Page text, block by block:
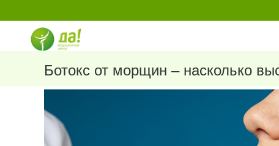
к
содержимому
Ботокс от морщин – насколько